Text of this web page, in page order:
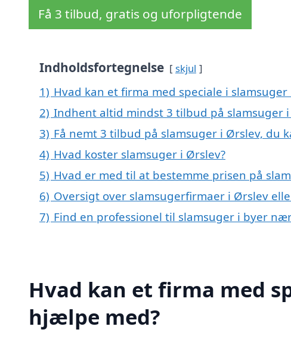
Få 3 tilbud, gratis og uforpligtende
Indholdsfortegnelse skjul
1) Hvad kan et firma med speciale i
2) Indhent altid mindst 3 tilbud på slamsuger
3) Få nemt 3 tilbud på slamsuger i Ørslev, du
4) Hvad koster slamsuger i Ørslev?
5) Hvad er med til at bestemme prisen på
6) Oversigt over slamsugerfirmaer i Ørslev
7) Find en professionel til slamsuger i byer
Hvad kan et firma med
hjælpe med?